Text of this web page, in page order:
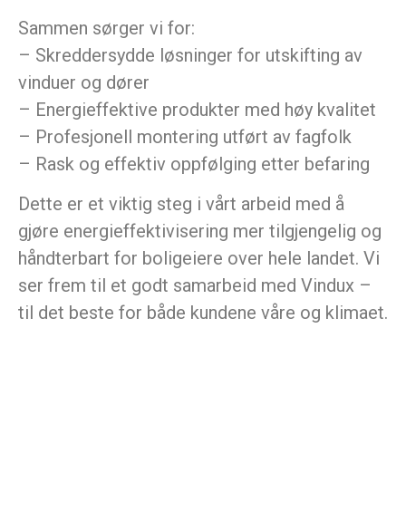
Sammen sørger vi for:
– Skreddersydde løsninger for utskifting av
vinduer og dører
– Energieffektive produkter med høy kvalitet
– Profesjonell montering utført av fagfolk
– Rask og effektiv oppfølging etter befaring
Dette er et viktig steg i vårt arbeid med å
gjøre energieffektivisering mer tilgjengelig og
håndterbart for boligeiere over hele landet. Vi
ser frem til et godt samarbeid med Vindux –
til det beste for både kundene våre og klimaet.